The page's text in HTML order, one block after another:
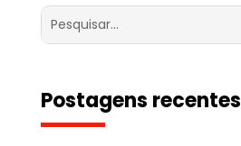
Postagens recentes